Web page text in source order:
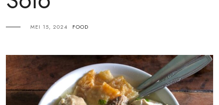
MEI 15, 2024 FOOD